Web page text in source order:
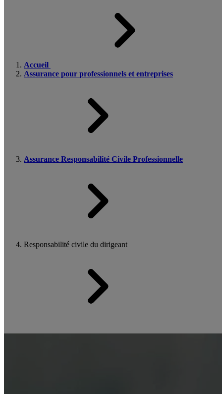
Accueil
Assurance pour professionnels et entreprises
Assurance Responsabilité Civile Professionnelle
Responsabilité civile du dirigeant